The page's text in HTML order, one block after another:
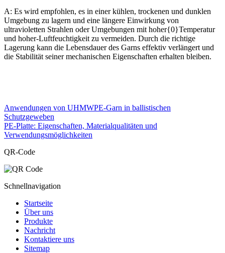
A: Es wird empfohlen, es in einer kühlen, trockenen und dunklen
Umgebung zu lagern und eine längere Einwirkung von
ultravioletten Strahlen oder Umgebungen mit hoher{0}Temperatur
und hoher-Luftfeuchtigkeit zu vermeiden. Durch die richtige
Lagerung kann die Lebensdauer des Garns effektiv verlängert und
die Stabilität seiner mechanischen Eigenschaften erhalten bleiben.
Anwendungen von UHMWPE-Garn in ballistischen
Schutzgeweben
PE-Platte: Eigenschaften, Materialqualitäten und
Verwendungsmöglichkeiten
QR-Code
Schnellnavigation
Startseite
Über uns
Produkte
Nachricht
Kontaktiere uns
Sitemap